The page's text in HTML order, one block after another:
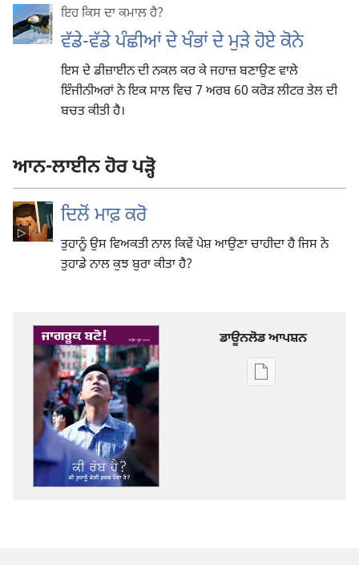
ਇਹ ਕਿਸ ਦਾ ਕਮਾਲ ਹੈ?
ਵੱਡੇ-ਵੱਡੇ ਪੰਛੀਆਂ ਦੇ ਖੰਭਾਂ ਦੇ ਮੁੜੇ ਹੋਏ ਕੋਨੇ
ਇਸ ਦੇ ਡੀਜ਼ਾਈਨ ਦੀ ਨਕਲ ਕਰ ਕੇ ਜਹਾਜ਼ ਬਣਾਉਣ ਵਾਲੇ
ਇੰਜੀਨੀਅਰਾਂ ਨੇ ਇਕ ਸਾਲ ਵਿਚ 7 ਅਰਬ 60 ਕਰੋੜ ਲੀਟਰ ਤੇਲ ਦੀ
ਬਚਤ ਕੀਤੀ ਹੈ।
ਆਨ-ਲਾਈਨ ਹੋਰ ਪੜ੍ਹੋ
ਦਿਲੋਂ ਮਾਫ਼ ਕਰੋ
ਤੁਹਾਨੂੰ ਉਸ ਵਿਅਕਤੀ ਨਾਲ ਕਿਵੇਂ ਪੇਸ਼ ਆਉਣਾ ਚਾਹੀਦਾ ਹੈ ਜਿਸ ਨੇ
ਤੁਹਾਡੇ ਨਾਲ ਕੁਝ ਬੁਰਾ ਕੀਤਾ ਹੈ?
ਡਾਊਨਲੋਡ ਆਪਸ਼ਨ
ਡਿਜੀਟਲ